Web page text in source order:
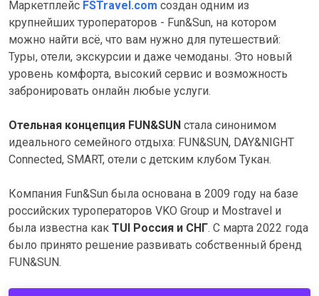
Маркетплейс FSTravel.com создан одним из
крупнейших туроператоров - Fun&Sun, на котором
можно найти всё, что вам нужно для путешествий:
Туры, отели, экскурсии и даже чемоданы. Это новый
уровень комфорта, высокий сервис и возможность
забронировать онлайн любые услуги.
Отельная концепция FUN&SUN стала синонимом
идеального семейного отдыха: FUN&SUN, DAY&NIGHT
Connected, SMART, отели с детским клубом Тукан.
Компания Fun&Sun была основана в 2009 году на базе
российских туроператоров VKO Group и Mostravel и
была известна как TUI Россия и СНГ. С марта 2022 года
было принято решение развивать собственный бренд
FUN&SUN.